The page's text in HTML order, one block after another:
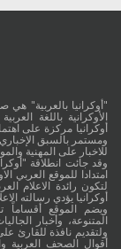
"أوكرانيا بالعربية" هي
الأوكرانية باللغة
أوكرانيا مركزة على
ومستمر بالسبق
للاخبار على المهنية
لتكون رائدة الاعلام
أوكرانيا يؤدي رسالته
ويضم الموقع أقساماً
المتنوعة، وأخبار
ولتقديم نافذة للقارئ
أقوال الصحف العربية